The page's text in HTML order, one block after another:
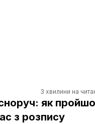
3 хвилини на
як
з розпису